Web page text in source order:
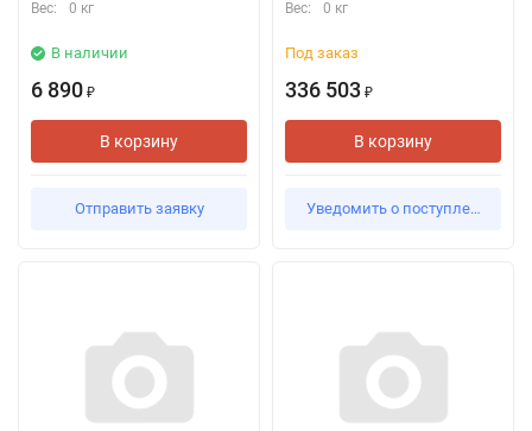
Вес: 0 кг
В наличии
6 890 ₽
В корзину
Отправить заявку
Вес: 0 кг
Под заказ
336 503 ₽
В корзину
Уведомить о поступлении